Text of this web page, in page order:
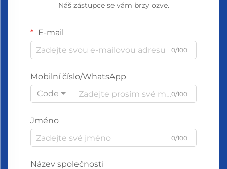
Náš zástupce se vám brzy ozve.
E-mail
0/100
Mobilní číslo/WhatsApp
Code
0/100
Jméno
0/100
Název společnosti